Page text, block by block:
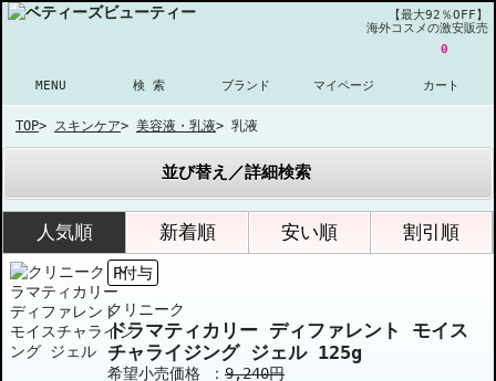
【最大92％OFF】
海外コスメの激安販売
MENU 検 索 ブランド マイページ
0
カート
TOP> スキンケア> 美容液・乳液> 乳液
並び替え／詳細検索
人気順 新着順 安い順 割引順
P付与
クリニーク
ドラマティカリー ディファレント モイス
チャライジング ジェル 125g
希望小売価格 ： 9,240円